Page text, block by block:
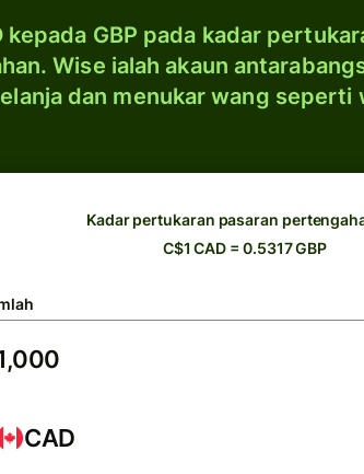
kepada GBP pada kadar
Wise ialah akaun
dan menukar wang seperti
Kadar pertukaran pasaran
C$1 CAD = 0.5317 GBP
CAD